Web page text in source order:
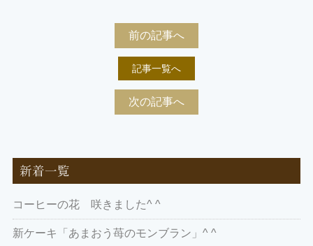
前の記事へ
記事一覧へ
次の記事へ
新着一覧
コーヒーの花 咲きました^ ^
新ケーキ「あまおう苺のモンブラン」^ ^